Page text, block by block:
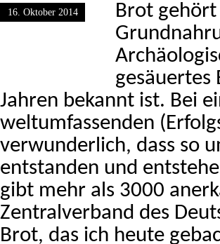
16. Oktober 2014
Brot
gesäuertes
Jahren bekannt ist. Bei
weltumfassenden
verwunderlich, dass so
entstanden und
gibt mehr als 3000
Zentralverband des
Brot, das ich heute